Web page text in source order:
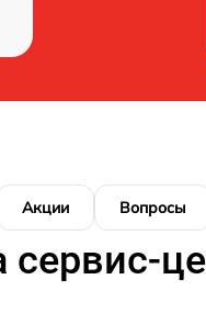
Акции Вопросы